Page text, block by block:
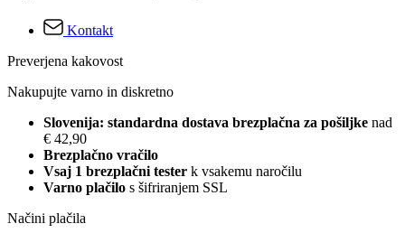
Kontakt
Preverjena kakovost
Nakupujte varno in diskretno
Slovenija: standardna dostava brezplačna za pošiljke nad
€ 42,90
Brezplačno vračilo
Vsaj 1 brezplačni tester k vsakemu naročilu
Varno plačilo s šifriranjem SSL
Načini plačila